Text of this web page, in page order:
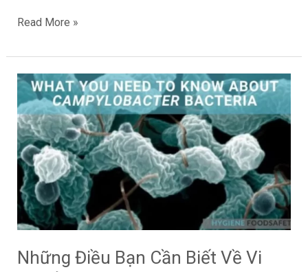
Read More »
Những Điều Bạn Cần Biết Về Vi
Những
Điều
Bạn
Cần
Biết
Về
Vi
Khuẩn
Campylobacter